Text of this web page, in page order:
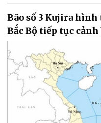
Bão số 3 Kujira
Bắc Bộ tiếp tục